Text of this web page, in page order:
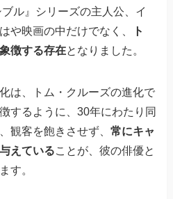
ル』シリーズの主人公、イ
や映画の中だけでなく、
ト
徴する存在となりました。
は、トム・クルーズの進化で
するように、30年にわたり同
観客を飽きさせず、常にキャ
えていることが、彼の俳優と
す。